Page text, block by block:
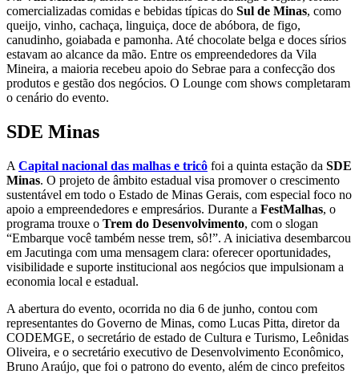
comercializadas comidas e bebidas típicas do Sul de Minas, como
queijo, vinho, cachaça, linguiça, doce de abóbora, de figo,
canudinho, goiabada e pamonha. Até chocolate belga e doces sírios
estavam ao alcance da mão. Entre os empreendedores da Vila
Mineira, a maioria recebeu apoio do Sebrae para a confecção dos
produtos e gestão dos negócios. O Lounge com shows completaram
o cenário do evento.
SDE Minas
A Capital nacional das malhas e tricô foi a quinta estação da SDE
Minas. O projeto de âmbito estadual visa promover o crescimento
sustentável em todo o Estado de Minas Gerais, com especial foco no
apoio a empreendedores e empresários. Durante a FestMalhas, o
programa trouxe o Trem do Desenvolvimento, com o slogan
“Embarque você também nesse trem, sô!”. A iniciativa desembarcou
em Jacutinga com uma mensagem clara: oferecer oportunidades,
visibilidade e suporte institucional aos negócios que impulsionam a
economia local e estadual.
A abertura do evento, ocorrida no dia 6 de junho, contou com
representantes do Governo de Minas, como Lucas Pitta, diretor da
CODEMGE, o secretário de estado de Cultura e Turismo, Leônidas
Oliveira, e o secretário executivo de Desenvolvimento Econômico,
Bruno Araújo, que foi o patrono do evento, além de cinco prefeitos